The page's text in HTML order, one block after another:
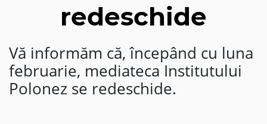
redeschide
Vă informăm că, începând cu luna
februarie, mediateca Institutului
Polonez se redeschide.